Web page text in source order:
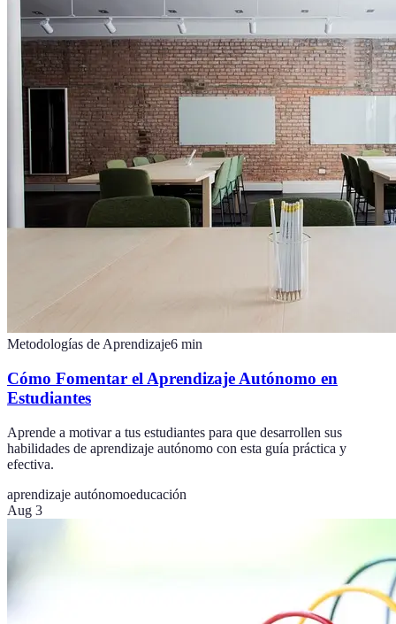
Metodologías de Aprendizaje6 min
Cómo Fomentar el Aprendizaje Autónomo en
Estudiantes
Aprende a motivar a tus estudiantes para que desarrollen sus
habilidades de aprendizaje autónomo con esta guía práctica y
efectiva.
aprendizaje autónomoeducación
Aug 3